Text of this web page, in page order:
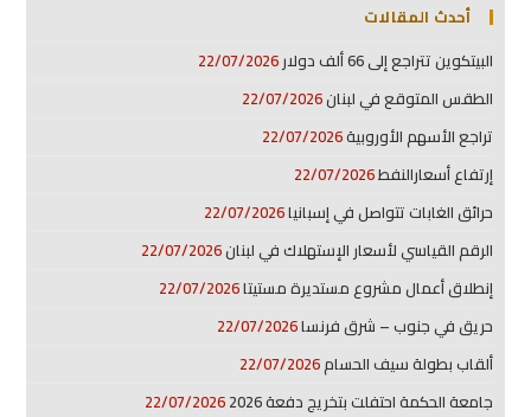
أحدث المقالات
البيتكوين تتراجع إلى 66 ألف دولار
22/07/2026
الطقس المتوقع في لبنان22/07/2026
تراجع الأسهم الأوروبية22/07/2026
إرتفاع أسعارالنفط22/07/2026
حرائق الغابات تتواصل في إسبانيا22/07/2026
الرقم القياسي لأسعار الإستهلاك في لبنان22/07/2026
إنطلاق أعمال مشروع مستديرة مستيتا22/07/2026
حريق في جنوب – شرق فرنسا22/07/2026
ألقاب بطولة سيف الحسام22/07/2026
جامعة الحكمة احتفلت بتخريج دفعة 2026
22/07/2026